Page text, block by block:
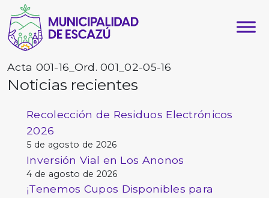
Acta 001-16_Ord. 001_02-05-16
Noticias recientes
Recolección de Residuos Electrónicos
2026
5 de agosto de 2026
Inversión Vial en Los Anonos
4 de agosto de 2026
¡Tenemos Cupos Disponibles para